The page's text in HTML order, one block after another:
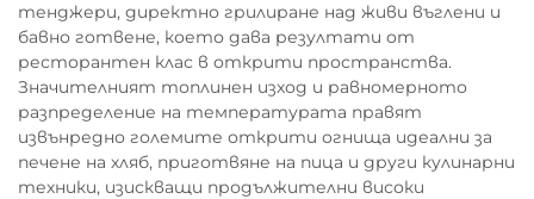
тенджери, директно грилиране над живи въглени и
бавно готвене, което дава резултати от
ресторантен клас в открити пространства.
Значителният топлинен изход и равномерното
разпределение на температурата правят
извънредно големите открити огнища идеални за
печене на хляб, приготвяне на пица и други кулинарни
техники, изискващи продължителни високи